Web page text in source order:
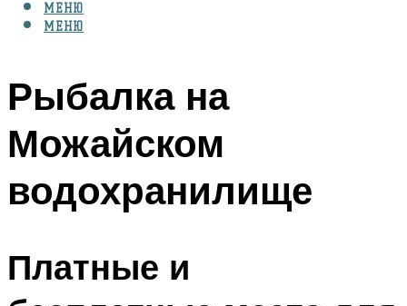
МЕНЮ
МЕНЮ
Рыбалка на
Можайском
водохранилище
Платные и